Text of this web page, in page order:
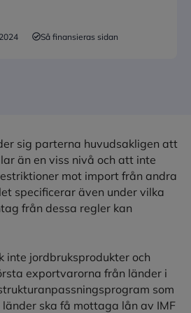
Så finansieras sidan
sig parterna huvudsakligen att
än en viss nivå och att inte
mot import från andra
specificerar även under vilka
från dessa regler kan
inte jordbruksprodukter och
exportvarorna från länder i
som
ska få mottaga lån av IMF